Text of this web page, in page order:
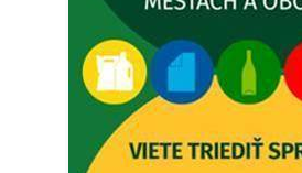
Oznámenie o uložení zásielky -
Na úradnej tabuli je nová výveska.
p=16556
28. júla 2026 10:49